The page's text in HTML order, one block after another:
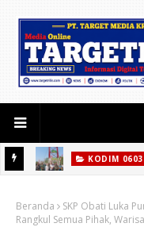
KODIM
Beroperasi,
Beranda SKP Obati Luka
Rangkul Semua Pihak,